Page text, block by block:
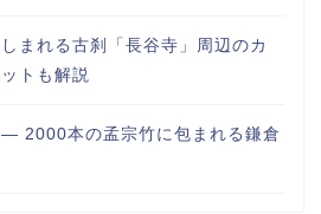
まれる古刹「長谷寺」周辺のカ
トも解説
2000本の孟宗竹に包まれる鎌倉